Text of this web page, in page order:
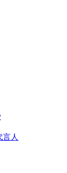
人